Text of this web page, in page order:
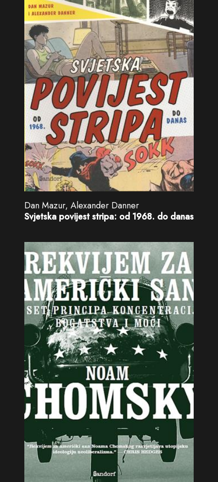
Dan Mazur, Alexander Danner
Svjetska povijest stripa: od 1968. do danas